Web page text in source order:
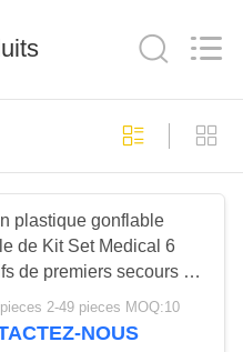
de
138
plastique gonflable
de Kit Set Medical 6
de premiers secours de
2-49 pieces MOQ:10
NOUS